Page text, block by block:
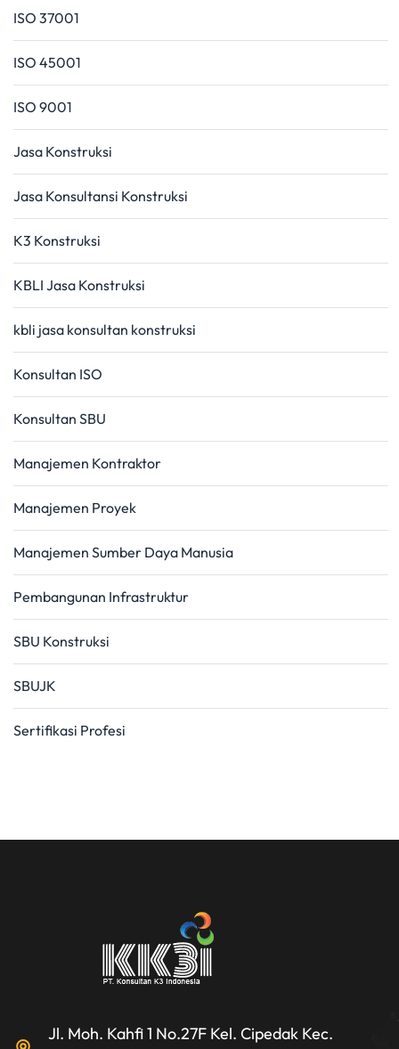
ISO 37001
ISO 45001
ISO 9001
Jasa Konstruksi
Jasa Konsultansi Konstruksi
K3 Konstruksi
KBLI Jasa Konstruksi
kbli jasa konsultan konstruksi
Konsultan ISO
Konsultan SBU
Manajemen Kontraktor
Manajemen Proyek
Manajemen Sumber Daya Manusia
Pembangunan Infrastruktur
SBU Konstruksi
SBUJK
Sertifikasi Profesi
Jl. Moh. Kahfi 1 No.27F Kel. Cipedak Kec.